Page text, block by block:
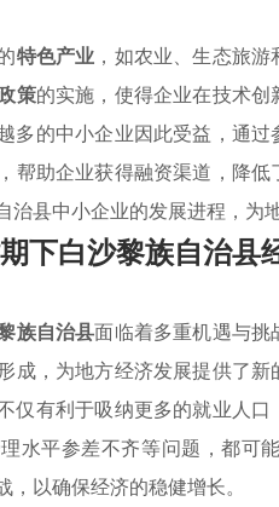
特色产业 ，如农业、生态旅
策的实施，使得企业在技术
多的中小企业因此受益，通
帮助企业获得融资渠道，降
治县中小企业的发展进程，为
下白沙黎族自治县
族自治县面临着多重机遇与
成，为地方经济发展提供了
仅有利于吸纳更多的就业人
水平参差不齐等问题，都可
以确保经济的稳健增长。